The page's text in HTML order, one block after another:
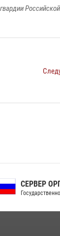
ОРГАНОВ
власти РФ